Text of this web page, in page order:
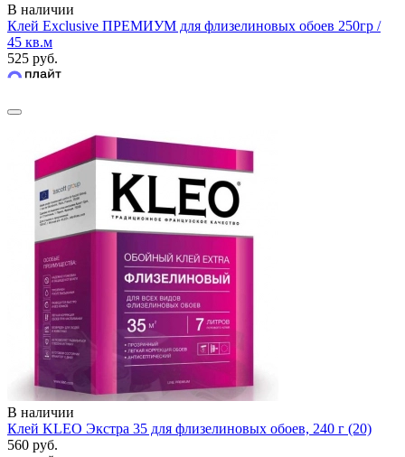
В наличии
Клей Exclusive ПРЕМИУМ для флизелиновых обоев 250гр /
45 кв.м
525 руб.
В наличии
Клей KLEO Экстра 35 для флизелиновых обоев, 240 г (20)
560 руб.